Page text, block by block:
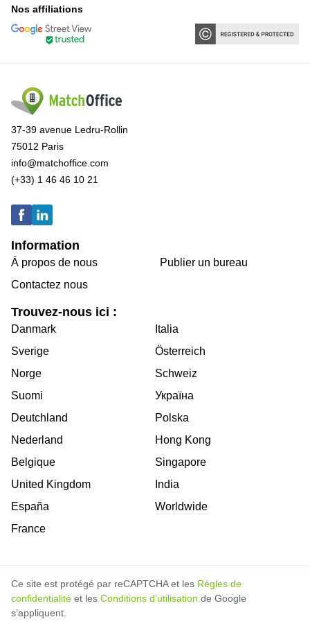
Nos affiliations
37-39 avenue Ledru-Rollin
75012 Paris
info@matchoffice.com
(+33) 1 46 46 10 21
Information
Á propos de nous
Contactez nous
Publier un bureau
Trouvez-nous ici :
Danmark
Sverige
Norge
Suomi
Deutchland
Nederland
Belgique
United Kingdom
España
France
Italia
Österreich
Schweiz
Україна
Polska
Hong Kong
Singapore
India
Worldwide
Ce site est protégé par reCAPTCHA et les Règles de
confidentialité et les Conditions d’utilisation de Google
s’appliquent.